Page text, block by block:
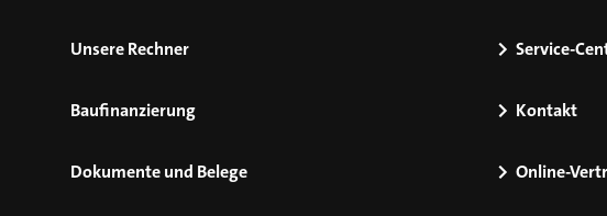
Unsere Rechner
Baufinanzierung
Dokumente und Belege
Service-
Kontakt
Online-